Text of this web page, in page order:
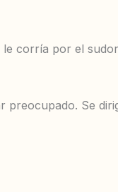
corría por el
preocupado. Se